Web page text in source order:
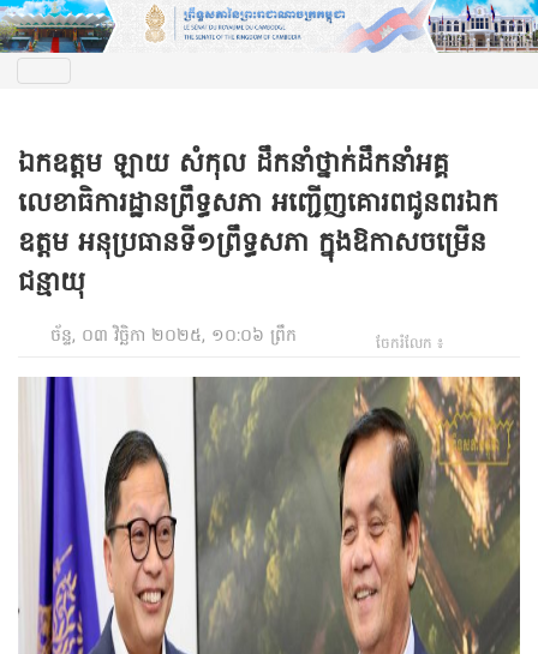
ឯកឧត្តម ឡាយ សំកុល ដឹកនាំថ្នាក់ដឹកនាំអគ្គ
លេខាធិការដ្ឋានព្រឹទ្ធសភា អញ្ជើញគោរពជូនពរឯក
ឧត្តម អនុប្រធានទី១ព្រឹទ្ធសភា ក្នុងឱកាសចម្រើន
ជន្មាយុ
ច័ន្ទ, ០៣ វិច្ឆិកា ២០២៥, ១០:០៦ ព្រឹក ចែករំលែក ៖